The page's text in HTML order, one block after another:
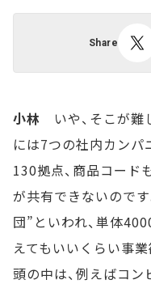
Share
小林 いや、そこが難
には7つの社内カンパ
130拠点、商品コード
が共有できないので
団”といわれ、単体
えてもいいくらい事
頭の中は、例えばコン